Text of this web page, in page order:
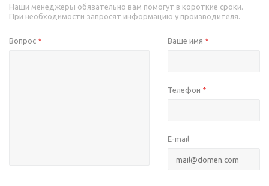
Наши менеджеры обязательно вам помогут в короткие сроки.
При необходимости запросят информацию у производителя.
Вопрос * Ваше имя *
Телефон *
E-mail